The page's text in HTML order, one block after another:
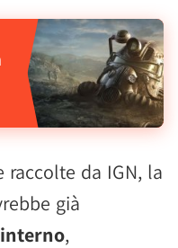
raccolte da IGN, la
già
,